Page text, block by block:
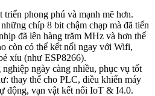
phong phú và mạnh mẽ hơn.
chíp 8 bit chậm chạp mà đã tiến
đã lên hàng trăm MHz và hơn thế
còn có thể kết nối ngay với Wifi,
xíu (như ESP8266).
ngày càng nhiều, phục vụ tốt
thay thế cho PLC, điều khiển máy
động, vạn vật kết nối IoT & I4.0.